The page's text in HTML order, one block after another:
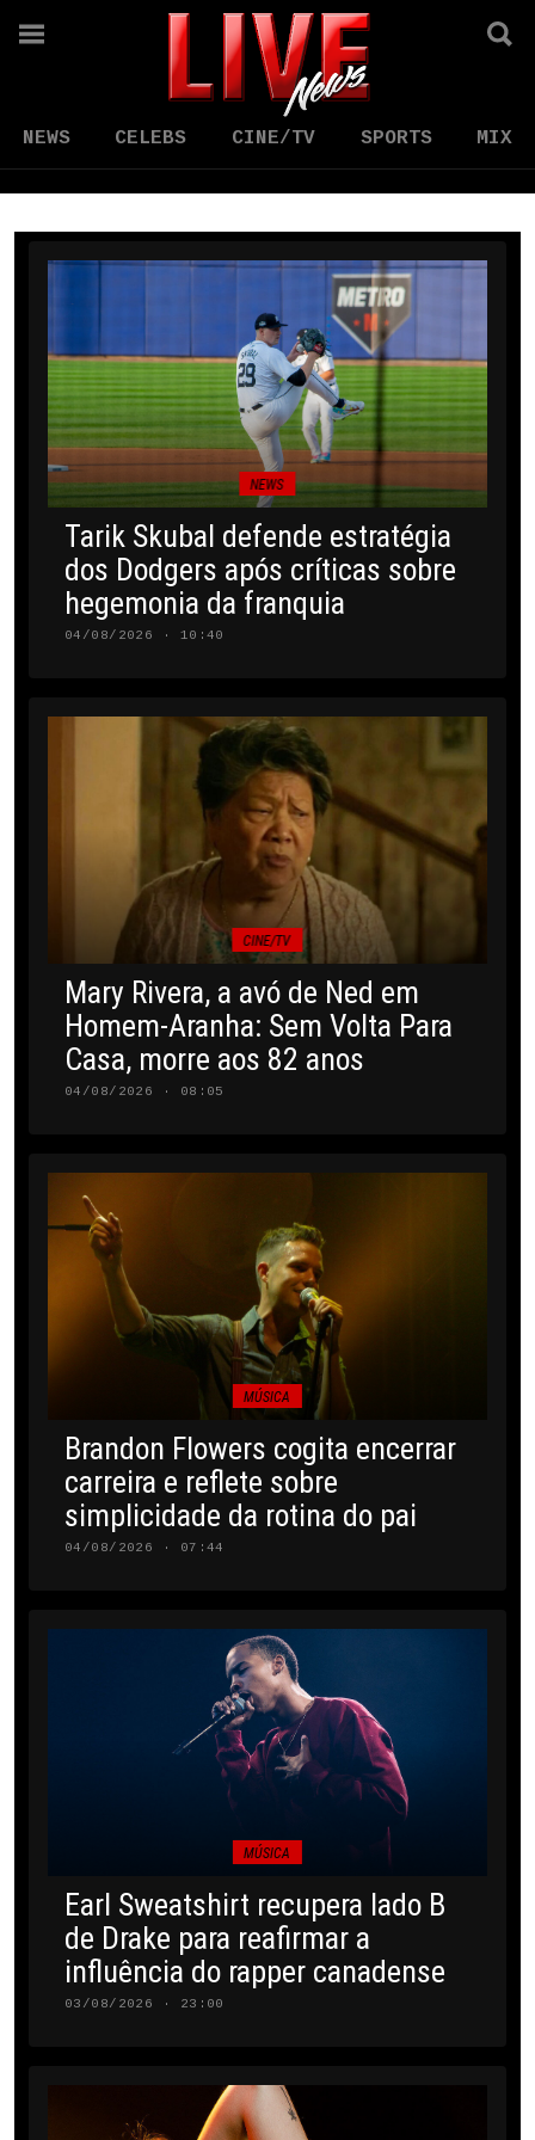
NEWS CELEBS CINE/TV SPORTS MIX
NEWS
Tarik Skubal defende estratégia
dos Dodgers após críticas sobre
hegemonia da franquia
04/08/2026 · 10:40
CINE/TV
Mary Rivera, a avó de Ned em
Homem-Aranha: Sem Volta Para
Casa, morre aos 82 anos
04/08/2026 · 08:05
MÚSICA
Brandon Flowers cogita encerrar
carreira e reflete sobre
simplicidade da rotina do pai
04/08/2026 · 07:44
MÚSICA
Earl Sweatshirt recupera lado B
de Drake para reafirmar a
influência do rapper canadense
03/08/2026 · 23:00